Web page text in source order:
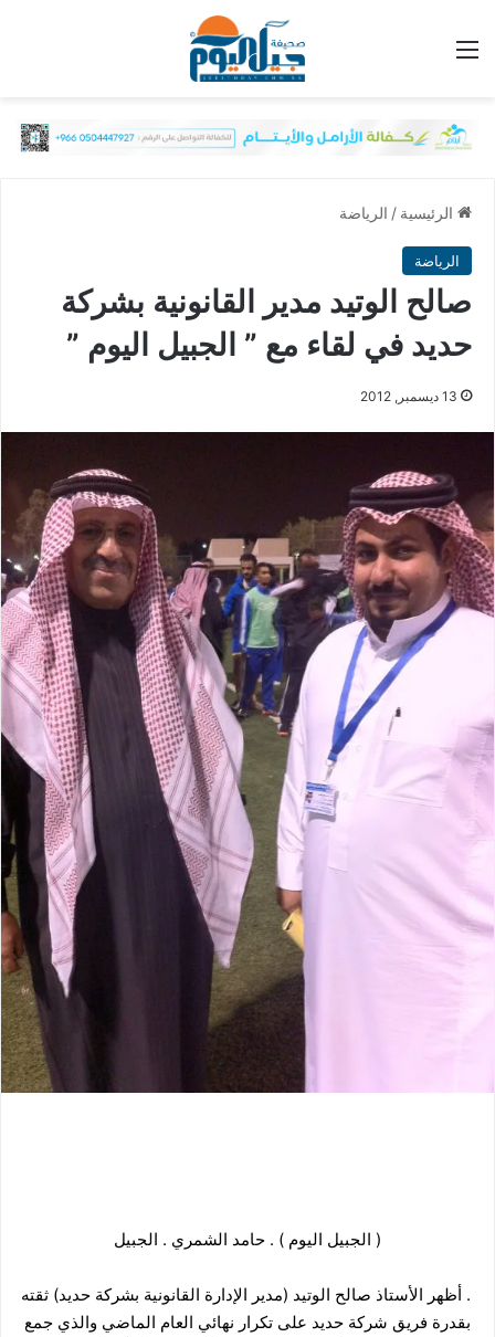
الرئيسية / الرياضة
الرياضة
صالح الوتيد‎ مدير القانونية بشركة
حديد في لقاء مع ” الجبيل اليوم ”
13 ديسمبر, 2012
( الجبيل اليوم ) . حامد الشمري . الجبيل
. أظهر الأستاذ صالح الوتيد (مدير الإدارة القانونية بشركة حديد) ثقته
بقدرة فريق شركة حديد على تكرار نهائي العام الماضي والذي جمع